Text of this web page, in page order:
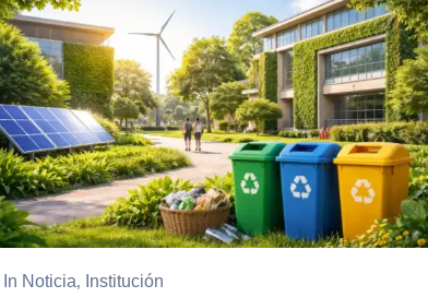
In Noticia‚ Institución